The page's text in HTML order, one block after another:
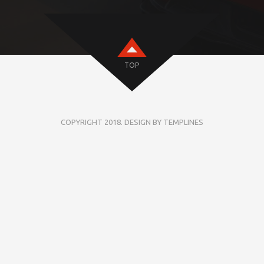
TOP
COPYRIGHT 2018. DESIGN BY TEMPLINES